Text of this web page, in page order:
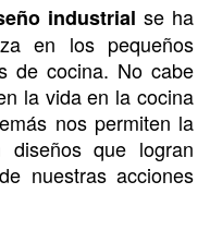
industrial se ha
en los pequeños
de cocina. No cabe
la vida en la cocina
nos permiten la
diseños que logran
nuestras acciones